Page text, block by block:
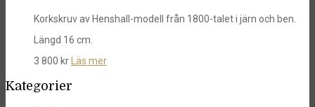
Korkskruv av Henshall-modell från 1800-talet i järn och ben.
Längd 16 cm.
3 800 kr Läs mer
Kategorier